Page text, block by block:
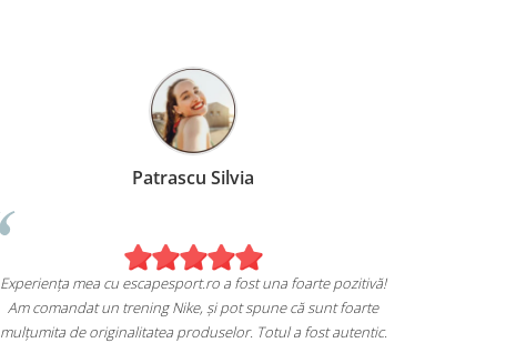
Patrascu Silvia
Experiența mea cu escapesport.ro a fost una foarte pozitivă!
Am comandat un trening Nike, și pot spune că sunt foarte
mulțumita de originalitatea produselor. Totul a fost autentic.